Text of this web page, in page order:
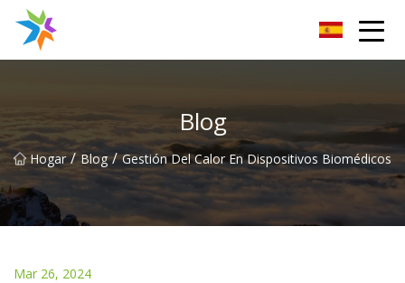
Blog
Hogar / Blog / Gestión Del Calor En Dispositivos Biomédicos
Mar 26, 2024